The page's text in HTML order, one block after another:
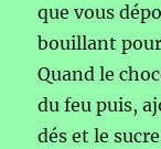
que vous
bouillant
Quand le
du feu puis,
dés et le